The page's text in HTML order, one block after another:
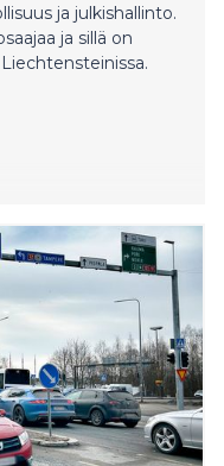
ja julkishallinto.
ja sillä on
Liechtensteinissa.